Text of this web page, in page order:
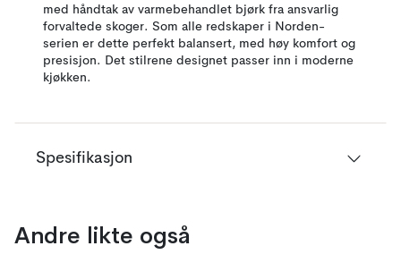
med håndtak av varmebehandlet bjørk fra ansvarlig
forvaltede skoger. Som alle redskaper i Norden-
serien er dette perfekt balansert, med høy komfort og
presisjon. Det stilrene designet passer inn i moderne
kjøkken.
Spesifikasjon
Andre likte også